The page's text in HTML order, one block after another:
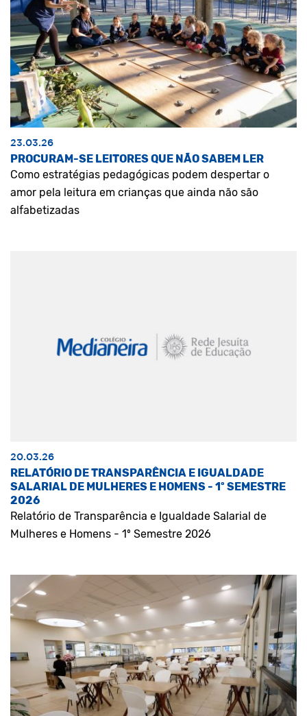
23.03.26
PROCURAM-SE LEITORES QUE NÃO SABEM LER
Como estratégias pedagógicas podem despertar o
amor pela leitura em crianças que ainda não são
alfabetizadas
20.03.26
RELATÓRIO DE TRANSPARÊNCIA E IGUALDADE
SALARIAL DE MULHERES E HOMENS - 1º SEMESTRE
2026
Relatório de Transparência e Igualdade Salarial de
Mulheres e Homens - 1º Semestre 2026